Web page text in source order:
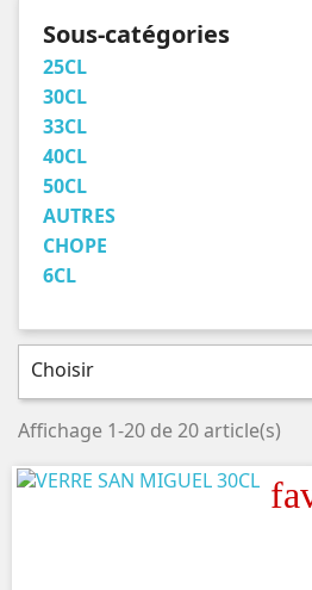
Sous-catégories
25CL
30CL
33CL
40CL
50CL
AUTRES
CHOPE
6CL
Choisir
Affichage 1-20 de 20 article(s)